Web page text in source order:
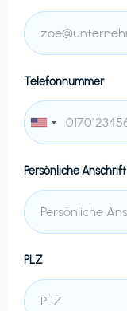
Telefonnummer
Persönliche Anschrift
PLZ